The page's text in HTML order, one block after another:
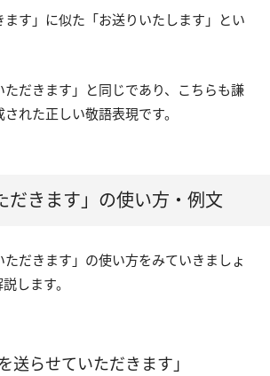
ます」に似た「お送りいたします」とい
だきます」と同じであり、こちらも謙
れた正しい敬語表現です。
だきます」の使い方・例文
だきます」の使い方をみていきましょ
します。
送らせていただきます」